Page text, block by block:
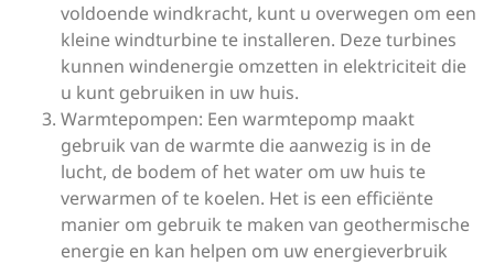
voldoende windkracht, kunt u overwegen om een
kleine windturbine te installeren. Deze turbines
kunnen windenergie omzetten in elektriciteit die
u kunt gebruiken in uw huis.
Warmtepompen: Een warmtepomp maakt
gebruik van de warmte die aanwezig is in de
lucht, de bodem of het water om uw huis te
verwarmen of te koelen. Het is een efficiënte
manier om gebruik te maken van geothermische
energie en kan helpen om uw energieverbruik